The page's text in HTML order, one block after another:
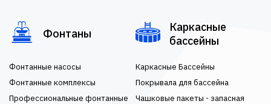
Фонтаны
Фонтанные насосы
Фонтанные комплексы
Профессиональные фонтанные
Каркасные
бассейны
Каркасные Бассейны
Покрывала для бассейна
Чашковые пакеты - запасная